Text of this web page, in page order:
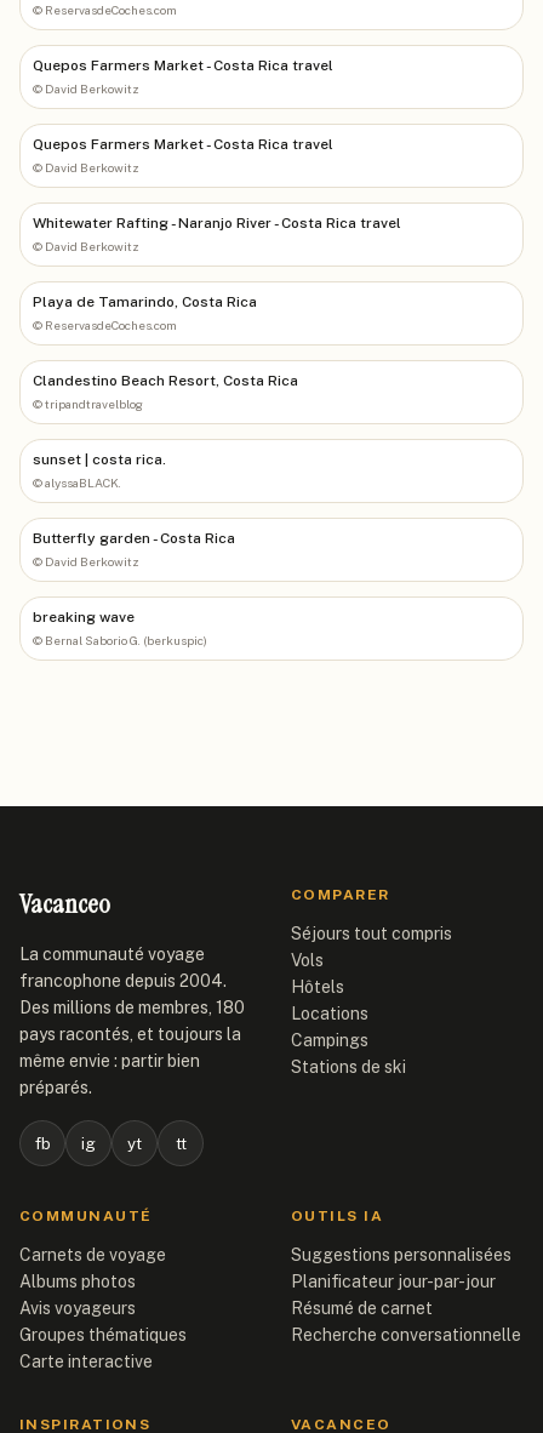
© ReservasdeCoches.com
Quepos Farmers Market - Costa Rica travel
© David Berkowitz
Quepos Farmers Market - Costa Rica travel
© David Berkowitz
Whitewater Rafting - Naranjo River - Costa Rica travel
© David Berkowitz
Playa de Tamarindo, Costa Rica
© ReservasdeCoches.com
Clandestino Beach Resort, Costa Rica
©tripandtravelblog
sunset | costa rica.
©alyssaBLACK.
Butterfly garden - Costa Rica
© David Berkowitz
breaking wave
© Bernal Saborio G. (berkuspic)
Vacanceo
La communauté voyage
francophone depuis 2004.
Des millions de membres, 180
pays racontés, et toujours la
même envie : partir bien
préparés.
fb ig yt tt
COMPARER
Séjours tout compris
Vols
Hôtels
Locations
Campings
Stations de ski
COMMUNAUTÉ
Carnets de voyage
Albums photos
Avis voyageurs
Groupes thématiques
Carte interactive
OUTILS IA
Suggestions personnalisées
Planificateur jour-par-jour
Résumé de carnet
Recherche conversationnelle
INSPIRATIONS VACANCEO